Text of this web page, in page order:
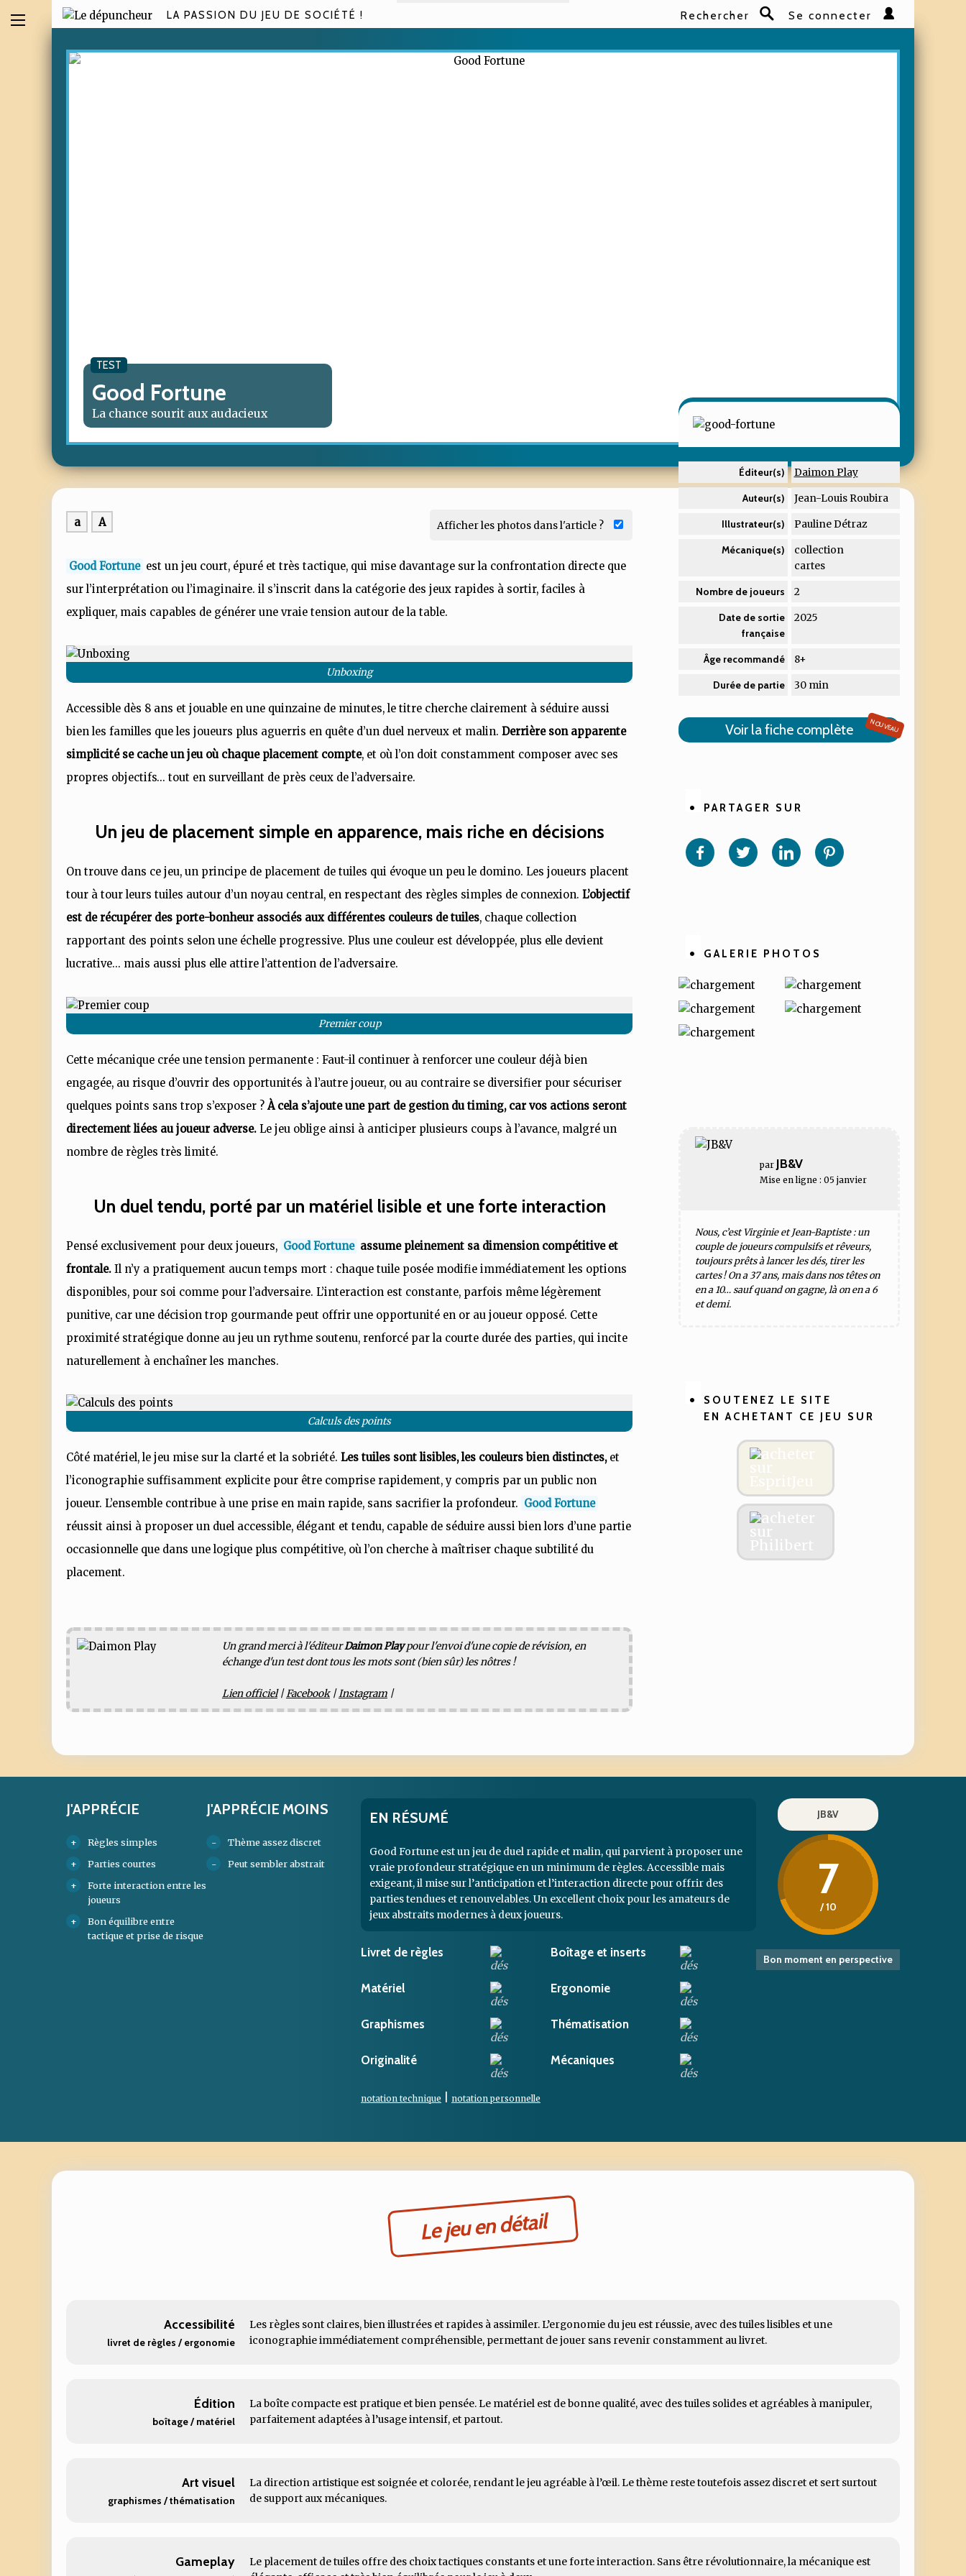
LA PASSION DU JEU DE SOCIÉTÉ ! Rechercher Se connecter
TEST
Good Fortune
La chance sourit aux audacieux
a A Afficher les photos dans l'article ?
Good Fortune est un jeu court, épuré et très tactique, qui mise davantage sur la confrontation directe que
sur l’interprétation ou l’imaginaire. il s’inscrit dans la catégorie des jeux rapides à sortir, faciles à
expliquer, mais capables de générer une vraie tension autour de la table.
Unboxing
Accessible dès 8 ans et jouable en une quinzaine de minutes, le titre cherche clairement à séduire aussi
bien les familles que les joueurs plus aguerris en quête d’un duel nerveux et malin. Derrière son apparente
simplicité se cache un jeu où chaque placement compte, et où l’on doit constamment composer avec ses
propres objectifs… tout en surveillant de près ceux de l’adversaire.
Un jeu de placement simple en apparence, mais riche en décisions
On trouve dans ce jeu, un principe de placement de tuiles qui évoque un peu le domino. Les joueurs placent
tour à tour leurs tuiles autour d’un noyau central, en respectant des règles simples de connexion. L’objectif
est de récupérer des porte-bonheur associés aux différentes couleurs de tuiles, chaque collection
rapportant des points selon une échelle progressive. Plus une couleur est développée, plus elle devient
lucrative… mais aussi plus elle attire l’attention de l’adversaire.
Premier coup
Cette mécanique crée une tension permanente : Faut-il continuer à renforcer une couleur déjà bien
engagée, au risque d’ouvrir des opportunités à l’autre joueur, ou au contraire se diversifier pour sécuriser
quelques points sans trop s’exposer ?À cela s’ajoute une part de gestion du timing, car vos actions seront
directement liées au joueur adverse. Le jeu oblige ainsi à anticiper plusieurs coups à l’avance, malgré un
nombre de règles très limité.
Un duel tendu, porté par un matériel lisible et une forte interaction
Pensé exclusivement pour deux joueurs, Good Fortune assume pleinement sa dimension compétitive et
frontale. Il n’y a pratiquement aucun temps mort : chaque tuile posée modifie immédiatement les options
disponibles, pour soi comme pour l’adversaire. L’interaction est constante, parfois même légèrement
punitive, car une décision trop gourmande peut offrir une opportunité en or au joueur opposé. Cette
proximité stratégique donne au jeu un rythme soutenu, renforcé par la courte durée des parties, qui incite
naturellement à enchaîner les manches.
Calculs des points
Côté matériel, le jeu mise sur la clarté et la sobriété. Les tuiles sont lisibles, les couleurs bien distinctes,et
l’iconographie suffisamment explicite pour être comprise rapidement, y compris par un public non
joueur. L’ensemble contribue à une prise en main rapide, sans sacrifier la profondeur. Good Fortune
réussit ainsi à proposer un duel accessible, élégant et tendu, capable de séduire aussi bien lors d’une partie
occasionnelle que dans une logique plus compétitive, où l’on cherche à maîtriser chaque subtilité du
placement.
Un grand merci à l'éditeurDaimon Playpour l'envoi d'une copie de révision, en
échange d'un test dont tous les mots sont (bien sûr) les nôtres !
Lien officiel|Facebook|Instagram|
Éditeur(s) Daimon Play
Auteur(s) Jean-Louis Roubira
Illustrateur(s) Pauline Détraz
Mécanique(s)
collection
cartes
Nombre de joueurs 2
Date de sortie
française
2025
Âge recommandé 8+
Durée de partie 30 min
Voir la fiche complète NOUVEAU
PARTAGER SUR
sur sur sur
GALERIE PHOTOS
par JB&V
Mise en ligne : 05 janvier
Nous, c’est Virginie et Jean-Baptiste : un
couple de joueurs compulsifs et rêveurs,
toujours prêts à lancer les dés, tirer les
cartes ! On a 37 ans, mais dans nos têtes on
en a 10… sauf quand on gagne, là on en a 6
et demi.
SOUTENEZ LE SITE
EN ACHETANT CE JEU SUR
J'APPRÉCIE
Règles simples
Parties courtes
Forte interaction entre les
joueurs
Bon équilibre entre
tactique et prise de risque
J'APPRÉCIE MOINS
Thème assez discret
Peut sembler abstrait
EN RÉSUMÉ
Good Fortune est un jeu de duel rapide et malin, qui parvient à proposer une
vraie profondeur stratégique en un minimum de règles. Accessible mais
exigeant, il mise sur l’anticipation et l’interaction directe pour offrir des
parties tendues et renouvelables. Un excellent choix pour les amateurs de
jeux abstraits modernes à deux joueurs.
Livret de règles Boîtage et inserts
Matériel Ergonomie
Graphismes Thématisation
Originalité Mécaniques
notation technique notation personnelle
JB&V
7
/ 10
Bon moment en perspective
Le jeu en détail
Accessibilité
livret de règles / ergonomie
Les règles sont claires, bien illustrées et rapides à assimiler. L’ergonomie du jeu est réussie, avec des tuiles lisibles et une
iconographie immédiatement compréhensible, permettant de jouer sans revenir constamment au livret.
Édition
boîtage / matériel
La boîte compacte est pratique et bien pensée. Le matériel est de bonne qualité, avec des tuiles solides et agréables à manipuler,
parfaitement adaptées à l’usage intensif, et partout.
Art visuel
graphismes / thématisation
La direction artistique est soignée et colorée, rendant le jeu agréable à l’œil. Le thème reste toutefois assez discret et sert surtout
de support aux mécaniques.
Gameplay
Le placement de tuiles offre des choix tactiques constants et une forte interaction. Sans être révolutionnaire, la mécanique est